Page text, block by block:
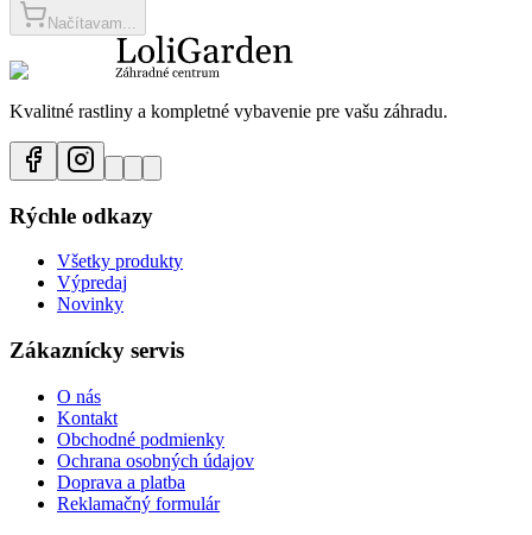
Načítavam...
Kvalitné rastliny a kompletné vybavenie pre vašu záhradu.
Rýchle odkazy
Všetky produkty
Výpredaj
Novinky
Zákaznícky servis
O nás
Kontakt
Obchodné podmienky
Ochrana osobných údajov
Doprava a platba
Reklamačný formulár